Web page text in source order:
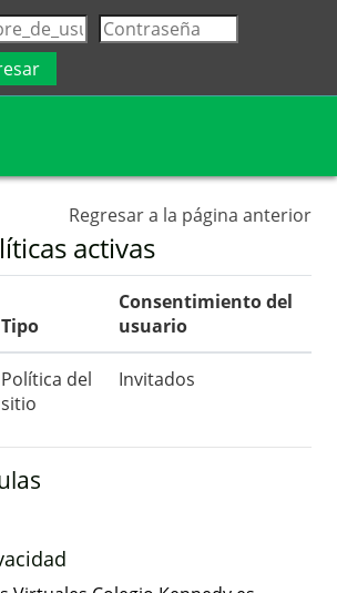
Regresar a la página anterior
activas
Tipo
Consentimiento del
usuario
Política del
sitio
Invitados